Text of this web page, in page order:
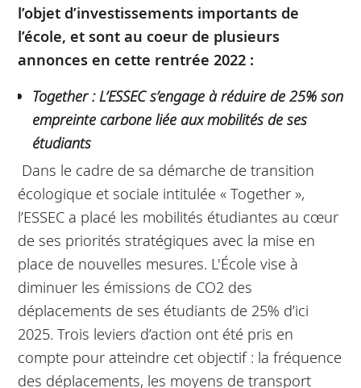
l’objet d’investissements importants de
l’école, et sont au coeur de plusieurs
annonces en cette rentrée 2022 :
Together : L’ESSEC s’engage à réduire de 25% son
empreinte carbone liée aux mobilités de ses
étudiants
Dans le cadre de sa démarche de transition
écologique et sociale intitulée « Together »,
l’ESSEC a placé les mobilités étudiantes au cœur
de ses priorités stratégiques avec la mise en
place de nouvelles mesures. L'École vise à
diminuer les émissions de CO2 des
déplacements de ses étudiants de 25% d’ici
2025. Trois leviers d’action ont été pris en
compte pour atteindre cet objectif : la fréquence
des déplacements, les moyens de transport